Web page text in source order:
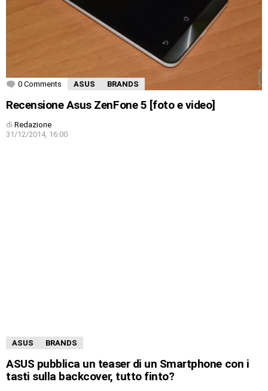
0 Comments ASUS BRANDS
Recensione Asus ZenFone 5 [foto e video]
di Redazione
31/12/2014, 16:00
ASUS BRANDS
ASUS pubblica un teaser di un Smartphone con i
tasti sulla backcover, tutto finto?